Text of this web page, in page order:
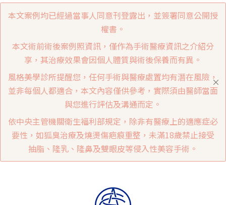
本文案例均已經過當事人同意刊登露出，並簽署同意公開授
權書。
本文術前術後案例照資訊，僅作為手術醫療資訊之介紹分
享，其治療效果會因個人體質與術後保養而有異。
風格美學診所提醒您，任何手術與醫療處置均有潛在風險，
並非每個人都適合，本文內容僅供參考，實際須由醫師當面
與您進行評估及溝通而定。
依中央主管機關衛生福利部規定，除非有醫療上的適應症必
要性，如狐臭治療及燒燙傷疤痕重整，未滿18歲禁止接受
抽脂、隆乳、隆鼻及雙眼皮等侵入性美容手術。